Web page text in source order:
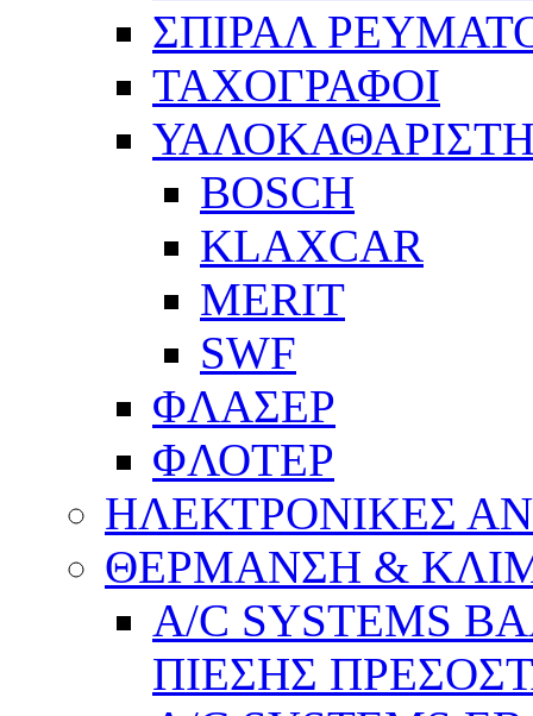
ΣΠΙΡΑΛ
ΤΑΧΟΓΡΑΦΟΙ
BOSCH
KLAXCAR
MERIT
SWF
ΦΛΑΣΕΡ
ΦΛΟΤΕΡ
ΗΛΕΚΤΡΟΝΙΚΕΣ
ΘΕΡΜΑΝΣΗ &
A/C SYSTEMS
ΠΙΕΣΗΣ